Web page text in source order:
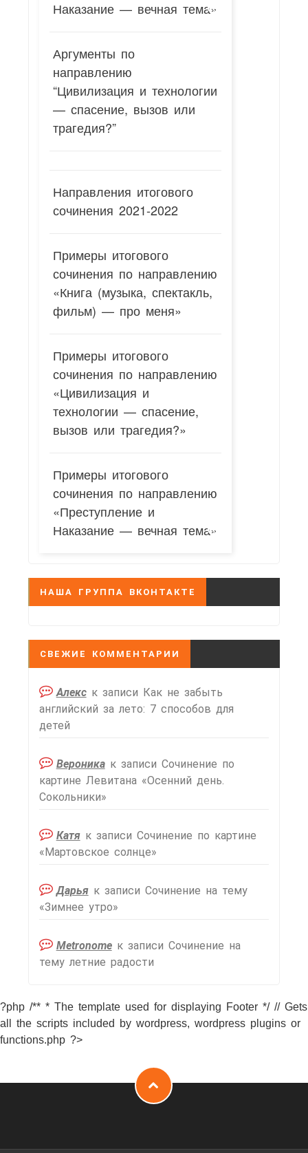
Наказание — вечная тема»
Аргументы по
направлению
“Цивилизация и технологии
— спасение, вызов или
трагедия?”
Направления итогового
сочинения 2021-2022
Примеры итогового
сочинения по направлению
«Книга (музыка, спектакль,
фильм) — про меня»
Примеры итогового
сочинения по направлению
«Цивилизация и
технологии — спасение,
вызов или трагедия?»
Примеры итогового
сочинения по направлению
«Преступление и
Наказание — вечная тема»
НАША ГРУППА ВКОНТАКТЕ
СВЕЖИЕ КОММЕНТАРИИ
Алекск записи Как не забыть
английский за лето: 7 способов для
детей
Вероникак записи Сочинение по
картине Левитана «Осенний день.
Сокольники»
Катяк записи Сочинение по картине
«Мартовское солнце»
Дарьяк записи Сочинение на тему
«Зимнее утро»
Metronomeк записи Сочинение на
тему летние радости
?php /** * The template used for displaying Footer */ // Gets
all the scripts included by wordpress, wordpress plugins or
functions.php ?>